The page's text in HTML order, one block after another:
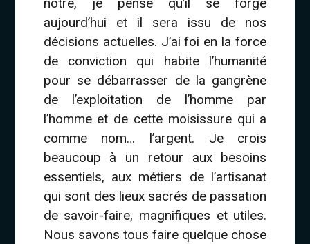
nôtre, je pense qu’il se forge
aujourd’hui et il sera issu de nos
décisions actuelles. J’ai foi en la force
de conviction qui habite l’humanité
pour se débarrasser de la gangrène
de l’exploitation de l’homme par
l’homme et de cette moisissure qui a
comme nom… l’argent. Je crois
beaucoup à un retour aux besoins
essentiels, aux métiers de l’artisanat
qui sont des lieux sacrés de passation
de savoir-faire, magnifiques et utiles.
Nous savons tous faire quelque chose